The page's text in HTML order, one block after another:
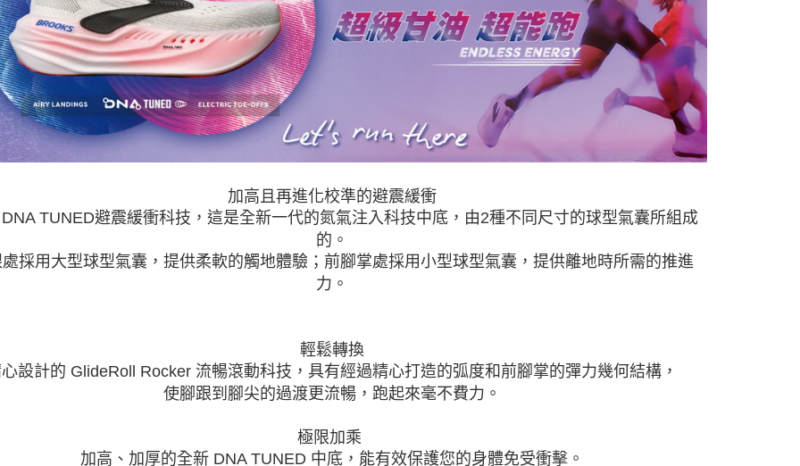
加高且再進化校準的避震緩衝
TUNED避震緩衝科技，這是全新一代的氮氣注入科技中底，由2種不同尺寸的球型氣囊所組成
的。
採用大型球型氣囊，提供柔軟的觸地體驗；前腳掌處採用小型球型氣囊，提供離地時所需的推進
力。
輕鬆轉換
設計的 GlideRoll Rocker 流暢滾動科技，具有經過精心打造的弧度和前腳掌的彈力幾何結構，
使腳跟到腳尖的過渡更流暢，跑起來毫不費力。
極限加乘
加高、加厚的全新 DNA TUNED 中底，能有效保護您的身體免受衝擊。